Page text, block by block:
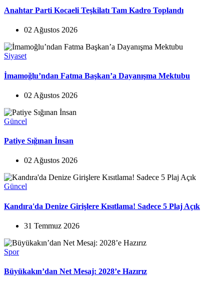
Anahtar Parti Kocaeli Teşkilatı Tam Kadro Toplandı
02 Ağustos 2026
Siyaset
İmamoğlu’ndan Fatma Başkan’a Dayanışma Mektubu
02 Ağustos 2026
Güncel
Patiye Sığınan İnsan
02 Ağustos 2026
Güncel
Kandıra'da Denize Girişlere Kısıtlama! Sadece 5 Plaj Açık
31 Temmuz 2026
Spor
Büyükakın’dan Net Mesaj: 2028’e Hazırız